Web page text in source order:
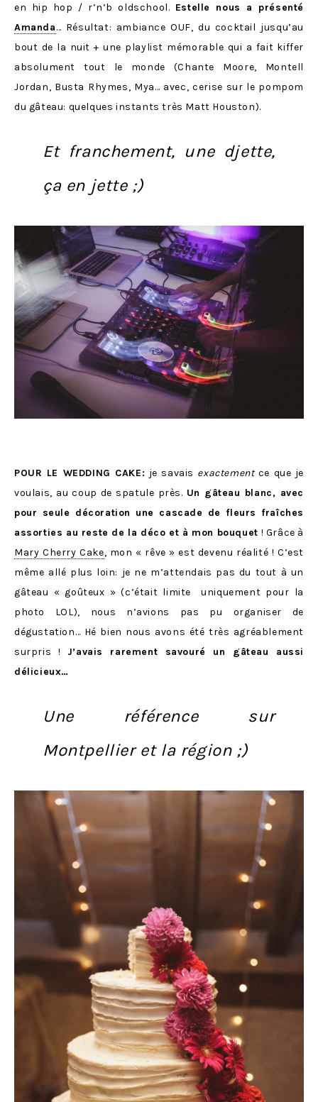
en hip hop / r’n’b oldschool. Estelle nous a présenté
Amanda… Résultat: ambiance OUF, du cocktail jusqu’au
bout de la nuit + une playlist mémorable qui a fait kiffer
absolument tout le monde (Chante Moore, Montell
Jordan, Busta Rhymes, Mya… avec, cerise sur le pompom
du gâteau: quelques instants très Matt Houston).
Et franchement, une djette,
ça en jette ;)
POUR LE WEDDING CAKE: je savais exactementce que je
voulais, au coup de spatule près. Un gâteau blanc, avec
pour seule décoration une cascade de fleurs fraîches
assorties au reste de la déco et à mon bouquet ! Grâce à
Mary Cherry Cake, mon « rêve » est devenu réalité ! C’est
même allé plus loin: je ne m’attendais pas du tout à un
gâteau « goûteux » (c’était limite uniquement pour la
photo LOL), nous n’avions pas pu organiser de
dégustation… Hé bien nous avons été très agréablement
surpris ! J’avais rarement savouré un gâteau aussi
délicieux…
Une référence sur
Montpellier et la région ;)